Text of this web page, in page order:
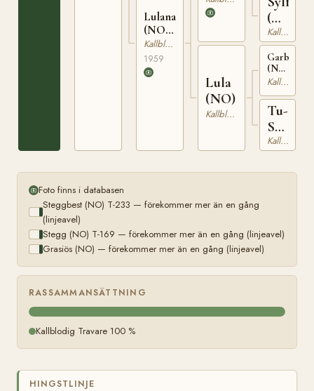
Lulana
(NO)
T-22111
Kallblodig Travare
1959
Lula
(NO)
Kallblodig Travare
(NO)
T-
706
Kallblodig Travare
(NO)
T- Kallblodig Travare
Tu-
Sölvi
(NO)
Kallblodig Travare
Foto finns i databasen
Steggbest (NO) T-233 — förekommer mer än en gång
(linjeavel)
Stegg (NO) T-169 — förekommer mer än en gång (linjeavel)
Grasiös (NO) — förekommer mer än en gång (linjeavel)
RASSAMMANSÄTTNING
Kallblodig Travare 100 %
HINGSTLINJE